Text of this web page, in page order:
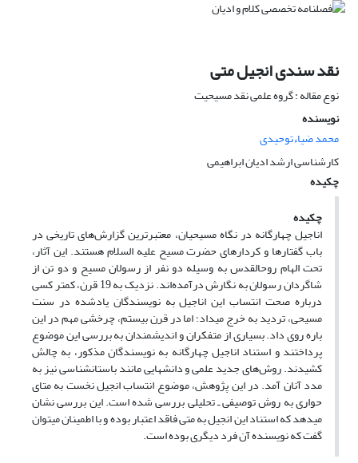
نقد سندی انجیل متی
نوع مقاله : گروه علمی نقد مسیحیت
نویسنده
محمد ضیاءتوحیدی
کارشناسی ارشد ادیان ابراهیمی
چکیده
چکیده
اناجیل چهارگانه در نگاه مسیحیان، معتبرترین گزارش‌های تاریخی در
باب گفتارها و کردارهای حضرت مسیح علیه السلام هستند. این آثار،
تحت الهام روح‏القدس به وسیله دو نفر از رسولان مسیح و دو تن از
شاگردان رسولان به نگارش درآمده‌اند. نزدیک به 19 قرن، کمتر کسی
درباره صحت انتساب این اناجیل به نویسندگان یادشده در سنت
مسیحی، تردید به خرج می‏داد؛ اما در قرن بیستم، چرخشی مهم در این
باره روی داد. بسیاری از متفکران و اندیشمندان به بررسی این موضوع
پرداختند و استناد اناجیل چهارگانه به نویسندگان مذکور، به چالش
کشیدند. روش‌های جدید علمی و دانش‏هایی مانند باستان‏شناسی نیز به
مدد آنان آمد. در این پژوهش، موضوع انتساب انجیل نخست به متای
حواری به روش توصیفی ـ تحلیلی بررسی شده است. این بررسی نشان
می‏دهد که استناد این انجیل به متی فاقد اعتبار بوده و با اطمینان می‏توان
گفت که نویسنده آن فرد دیگری بوده است.